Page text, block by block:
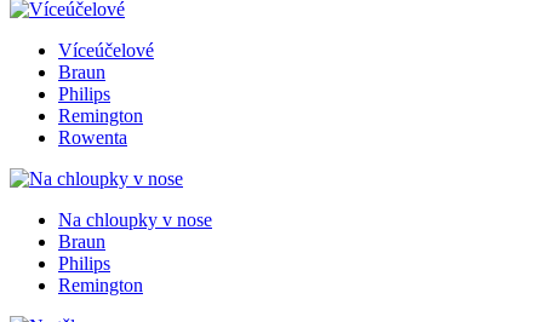
Víceúčelové
Braun
Philips
Remington
Rowenta
Na chloupky v nose
Braun
Philips
Remington